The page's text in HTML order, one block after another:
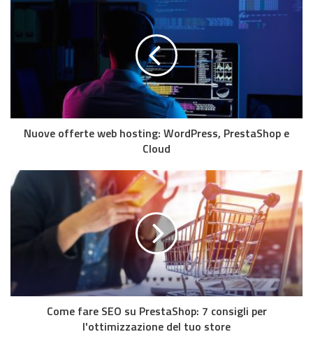
Nuove offerte web hosting: WordPress, PrestaShop e
Cloud
Come fare SEO su PrestaShop: 7 consigli per
l'ottimizzazione del tuo store